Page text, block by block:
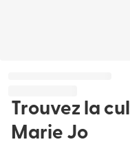
Trouvez la
Marie Jo